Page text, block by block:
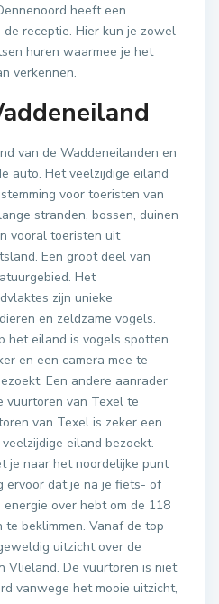
heeft een
receptie. Hier kun je zowel
huren waarmee je het
verkennen.
van de Waddeneilanden en
auto. Het veelzijdige eiland
voor toeristen van
stranden, bossen, duinen
vooral toeristen uit
Een groot deel van
Het
zijn unieke
en zeldzame vogels.
het eiland is vogels spotten.
en een camera mee te
Een andere aanrader
vuurtoren van Texel te
van Texel is zeker een
eiland bezoekt.
je naar het noordelijke punt
ervoor dat je na je fiets- of
over hebt om de 118
beklimmen. Vanaf de top
uitzicht over de
Vlieland. De vuurtoren is niet
vanwege het mooie uitzicht,